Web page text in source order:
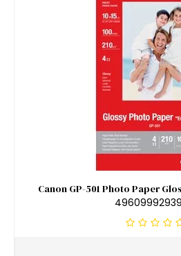
Canon GP-501 Photo Paper